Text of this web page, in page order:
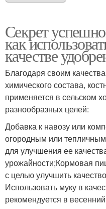
Секрет
как
качестве
Благодаря своим
химического состава,
применяется в сельском
разнообразных целей:
Добавка к навозу или
огородным или
для улучшения ее
урожайности;Кормовая
с целью улучшить
Использовать муку в
рекомендуется в